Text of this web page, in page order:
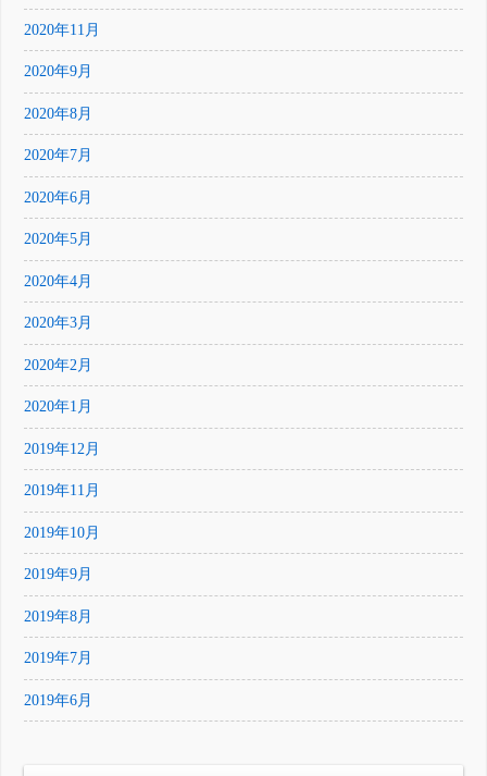
2020年11月
2020年9月
2020年8月
2020年7月
2020年6月
2020年5月
2020年4月
2020年3月
2020年2月
2020年1月
2019年12月
2019年11月
2019年10月
2019年9月
2019年8月
2019年7月
2019年6月